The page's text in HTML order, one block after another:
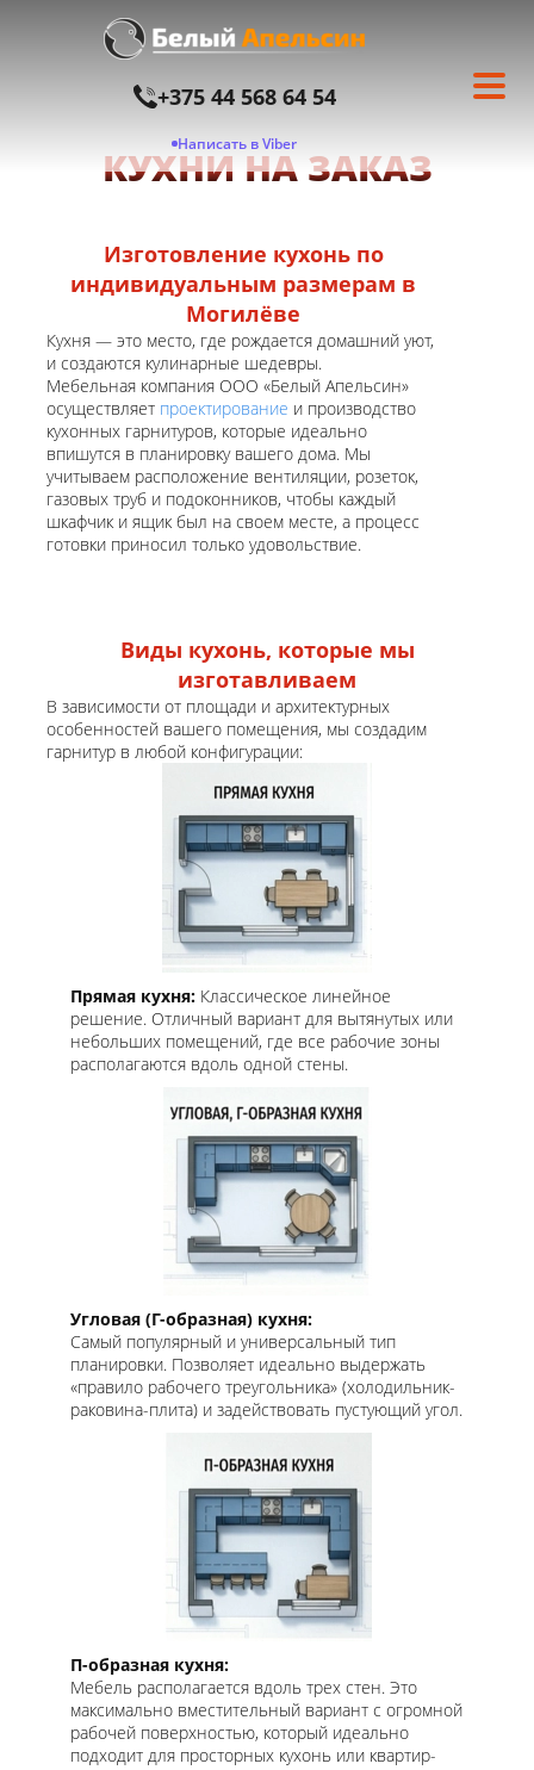
+375 44 568 64 54
Написать в Viber
КУХНИ НА ЗАКАЗ
Изготовление кухонь по
индивидуальным размерам в
Могилёве
Кухня — это место, где рождается домашний уют,
и создаются кулинарные шедевры.
Мебельная компания ООО «Белый Апельсин»
осуществляет проектирование и производство
кухонных гарнитуров, которые идеально
впишутся в планировку вашего дома. Мы
учитываем расположение вентиляции, розеток,
газовых труб и подоконников, чтобы каждый
шкафчик и ящик был на своем месте, а процесс
готовки приносил только удовольствие.
Виды кухонь, которые мы
изготавливаем
В зависимости от площади и архитектурных
особенностей вашего помещения, мы создадим
гарнитур в любой конфигурации:
Прямая кухня: Классическое линейное
решение. Отличный вариант для вытянутых или
небольших помещений, где все рабочие зоны
располагаются вдоль одной стены.
Угловая (Г-образная) кухня:
Самый популярный и универсальный тип
планировки. Позволяет идеально выдержать
«правило рабочего треугольника» (холодильник-
раковина-плита) и задействовать пустующий угол.
П-образная кухня:
Мебель располагается вдоль трех стен. Это
максимально вместительный вариант с огромной
рабочей поверхностью, который идеально
подходит для просторных кухонь или квартир-